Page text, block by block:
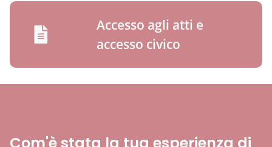
Accesso agli atti e
accesso civico